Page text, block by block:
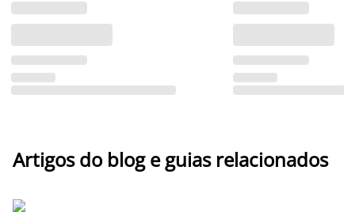
Artigos do blog e guias relacionados